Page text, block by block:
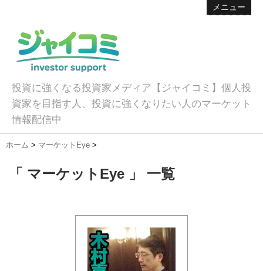
メニュー
投資に強くなる投資家メディア【ジャイコミ】個人投
資家を目指す人、投資に強くなりたい人のマーケット
情報配信中
ホーム > マーケットEye >
「 マーケットEye 」 一覧